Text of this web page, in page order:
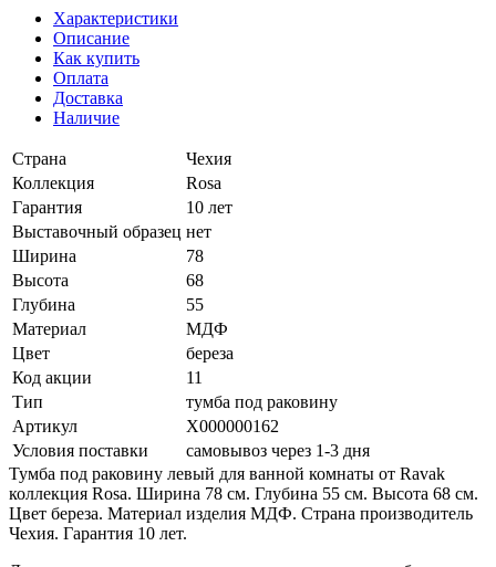
Характеристики
Описание
Как купить
Оплата
Доставка
Наличие
Страна
Чехия
Коллекция
Rosa
Гарантия
10 лет
Выставочный образец нет
Ширина
78
Высота
68
Глубина
55
Материал
МДФ
Цвет
береза
Код акции
11
Тип
тумба под раковину
Артикул
X000000162
Условия поставки
самовывоз через 1-3 дня
Тумба под раковину левый для ванной комнаты от Ravak
коллекция Rosa. Ширина 78 см. Глубина 55 см. Высота 68 см.
Цвет береза. Материал изделия МДФ. Страна производитель
Чехия. Гарантия 10 лет.